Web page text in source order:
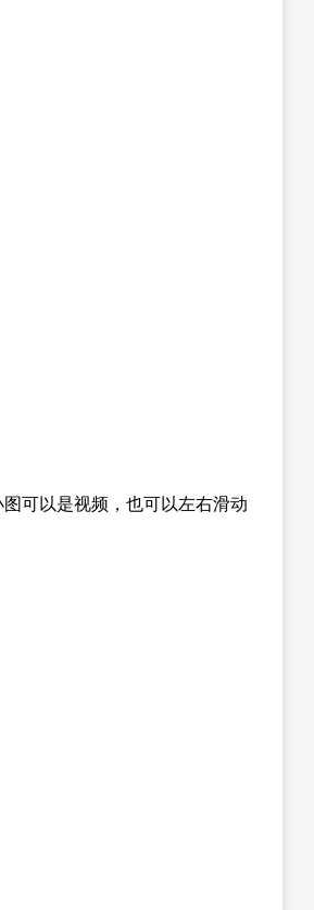
可以是视频，也可以左右滑动